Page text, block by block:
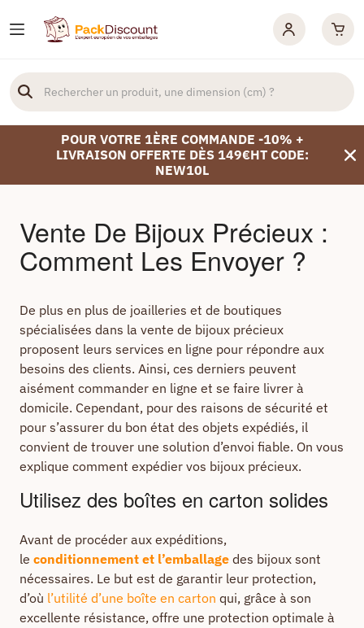
POUR VOTRE 1ÈRE COMMANDE -10% +
LIVRAISON OFFERTE DÈS 149€HT CODE:
NEW10L
Vente De Bijoux Précieux :
Comment Les Envoyer ?
De plus en plus de joailleries et de boutiques
spécialisées dans la vente de bijoux précieux
proposent leurs services en ligne pour répondre aux
besoins des clients. Ainsi, ces derniers peuvent
aisément commander en ligne et se faire livrer à
domicile. Cependant, pour des raisons de sécurité et
pour s’assurer du bon état des objets expédiés, il
convient de trouver une solution d’envoi fiable. On vous
explique comment expédier vos bijoux précieux.
Utilisez des boîtes en carton solides
Avant de procéder aux expéditions,
le conditionnement et l’emballage des bijoux sont
nécessaires. Le but est de garantir leur protection,
d’où l’utilité d’une boîte en carton qui, grâce à son
excellente résistance, offre une protection optimale à